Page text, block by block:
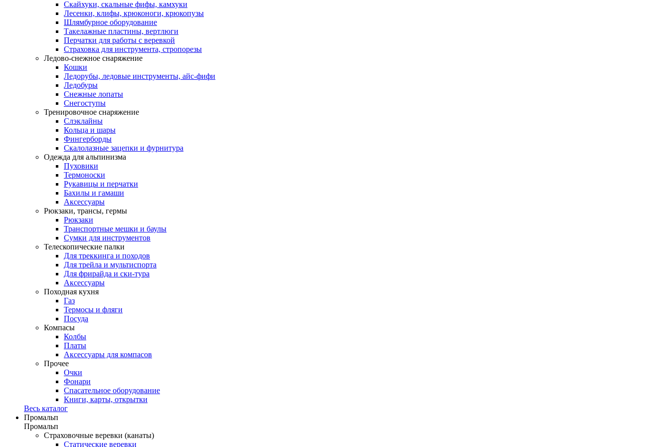
Скайхуки, скальные фифы, камхуки
Лесенки, клифы, крюконоги, крюкопузы
Шлямбурное оборудование
Такелажные пластины, вертлюги
Перчатки для работы с веревкой
Страховка для инструмента, стропорезы
Ледово-снежное снаряжение
Кошки
Ледорубы, ледовые инструменты, айс-фифи
Ледобуры
Снежные лопаты
Снегоступы
Тренировочное снаряжение
Слэклайны
Кольца и шары
Фингерборды
Скалолазные зацепки и фурнитура
Одежда для альпинизма
Пуховики
Термоноски
Рукавицы и перчатки
Бахилы и гамаши
Аксессуары
Рюкзаки, трансы, гермы
Рюкзаки
Транспортные мешки и баулы
Сумки для инструментов
Телескопические палки
Для треккинга и походов
Для трейла и мультиспорта
Для фрирайда и ски-тура
Аксессуары
Походная кухня
Газ
Термосы и фляги
Посуда
Компасы
Колбы
Платы
Аксессуары для компасов
Прочее
Очки
Фонари
Спасательное оборудование
Книги, карты, открытки
Весь каталог
Промальп
Промальп
Страховочные веревки (канаты)
Статические веревки